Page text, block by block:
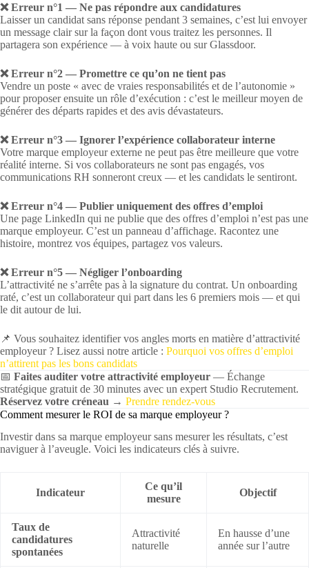
❌ Erreur n°1 — Ne pas répondre aux candidatures
Laisser un candidat sans réponse pendant 3 semaines, c’est lui envoyer
un message clair sur la façon dont vous traitez les personnes. Il
partagera son expérience — à voix haute ou sur Glassdoor.
❌ Erreur n°2 — Promettre ce qu’on ne tient pas
Vendre un poste « avec de vraies responsabilités et de l’autonomie »
pour proposer ensuite un rôle d’exécution : c’est le meilleur moyen de
générer des départs rapides et des avis dévastateurs.
❌ Erreur n°3 — Ignorer l’expérience collaborateur interne
Votre marque employeur externe ne peut pas être meilleure que votre
réalité interne. Si vos collaborateurs ne sont pas engagés, vos
communications RH sonneront creux — et les candidats le sentiront.
❌ Erreur n°4 — Publier uniquement des offres d’emploi
Une page LinkedIn qui ne publie que des offres d’emploi n’est pas une
marque employeur. C’est un panneau d’affichage. Racontez une
histoire, montrez vos équipes, partagez vos valeurs.
❌ Erreur n°5 — Négliger l’onboarding
L’attractivité ne s’arrête pas à la signature du contrat. Un onboarding
raté, c’est un collaborateur qui part dans les 6 premiers mois — et qui
le dit autour de lui.
📌 Vous souhaitez identifier vos angles morts en matière d’attractivité
employeur ? Lisez aussi notre article : Pourquoi vos offres d’emploi
n’attirent pas les bons candidats
📅 Faites auditer votre attractivité employeur — Échange
stratégique gratuit de 30 minutes avec un expert Studio Recrutement.
Réservez votre créneau → Prendre rendez-vous
Comment mesurer le ROI de sa marque employeur ?
Investir dans sa marque employeur sans mesurer les résultats, c’est
naviguer à l’aveugle. Voici les indicateurs clés à suivre.
Indicateur
Ce qu’il
mesure
Objectif
Taux de
candidatures
spontanées
Attractivité
naturelle
En hausse d’une
année sur l’autre